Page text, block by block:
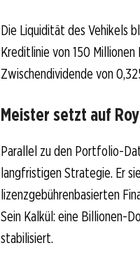
Die Liquidität des Vehikels
Kreditlinie von 150
Zwischendividende von
Meister setzt auf
Parallel zu den Portfolio-
langfristigen Strategie. Er
lizenzgebührenbasierten
Sein Kalkül: eine Billionen-
stabilisiert.